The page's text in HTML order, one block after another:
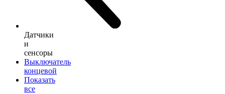
Датчики
и
сенсоры
Выключатель
концевой
Показать
все